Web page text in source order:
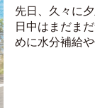
先日、久々に
日中はまだま
めに水分補給